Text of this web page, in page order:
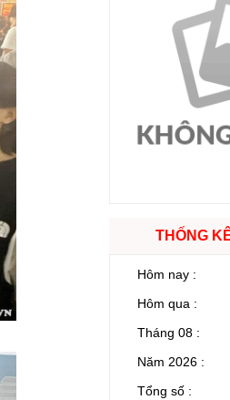
THỐNG
Hôm nay :
Hôm qua :
Tháng 08 :
Năm 2026 :
Tổng số :